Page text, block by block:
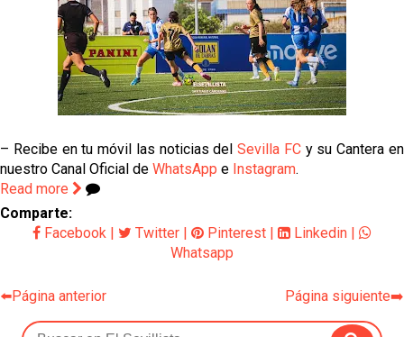
– Recibe en tu móvil las noticias delSevilla FCy su Cantera en
nuestro Canal Oficial de WhatsApp e Instagram.
Read more
Comparte:
Facebook
Twitter Pinterest Linkedin
Whatsapp
⬅️Página anterior Página siguiente➡️